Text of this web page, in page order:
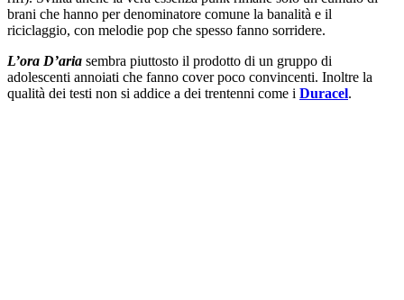
brani che hanno per denominatore comune la banalità e il
riciclaggio, con melodie pop che spesso fanno sorridere.
L’ora D’aria sembra piuttosto il prodotto di un gruppo di
adolescenti annoiati che fanno cover poco convincenti. Inoltre la
qualità dei testi non si addice a dei trentenni come i Duracel.